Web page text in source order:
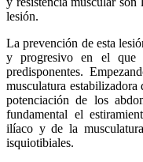
lesión.
La prevención de esta
y progresivo en el que
predisponentes.
musculatura
potenciación de los
fundamental el
ilíaco y de la
isquiotibiales.